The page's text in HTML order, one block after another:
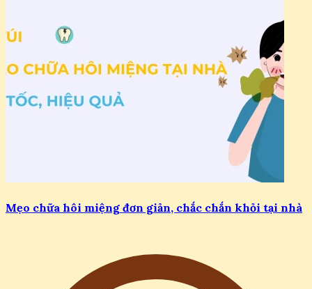
Mẹo chữa hôi miệng đơn giản, chắc chắn khỏi tại nhà